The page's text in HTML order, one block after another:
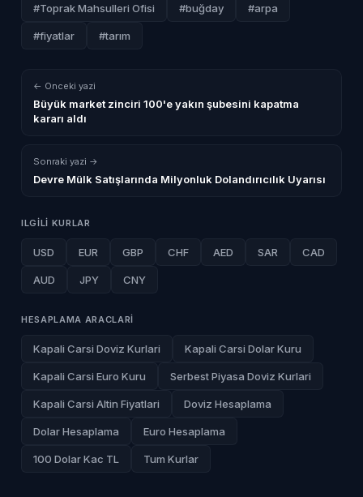
#Toprak Mahsulleri Ofisi #buğday #arpa
#fiyatlar #tarım
← Onceki yazi
Büyük market zinciri 100'e yakın şubesini kapatma
kararı aldı
Sonraki yazi →
Devre Mülk Satışlarında Milyonluk Dolandırıcılık Uyarısı
ILGILI KURLAR
USD EUR GBP CHF AED SAR CAD
AUD JPY CNY
HESAPLAMA ARACLARI
Kapali Carsi Doviz Kurlari Kapali Carsi Dolar Kuru
Kapali Carsi Euro Kuru Serbest Piyasa Doviz Kurlari
Kapali Carsi Altin Fiyatlari Doviz Hesaplama
Dolar Hesaplama Euro Hesaplama
100 Dolar Kac TL Tum Kurlar